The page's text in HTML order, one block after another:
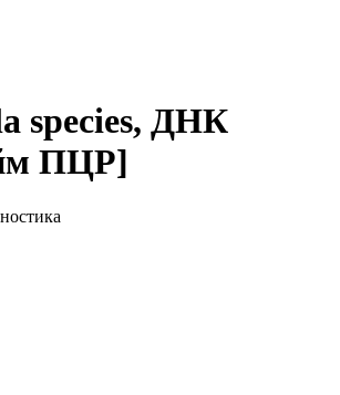
species, ДНК
ПЦР]